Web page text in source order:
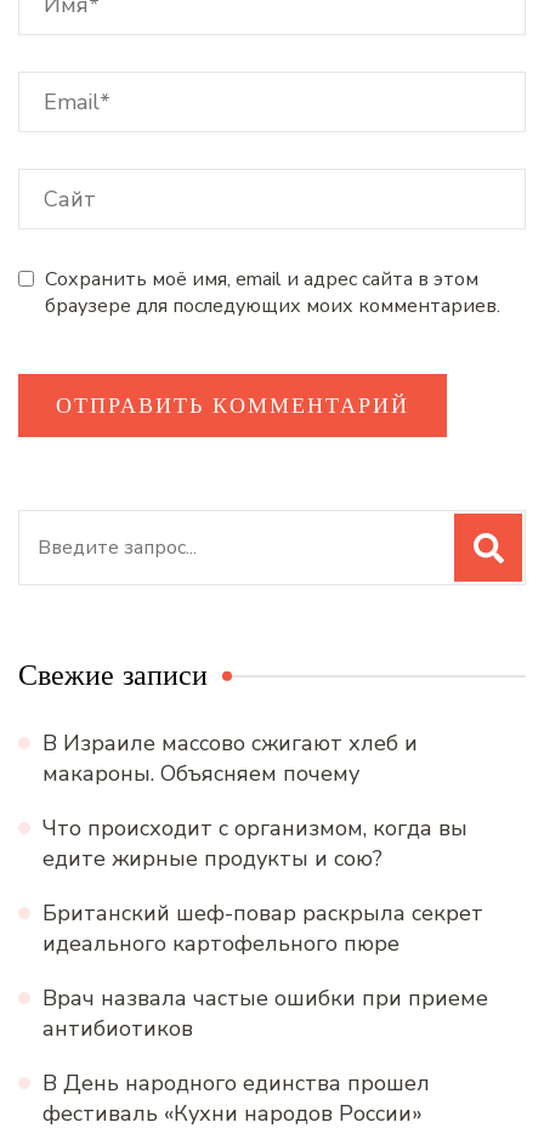
Сохранить моё имя, email и адрес сайта в этом
браузере для последующих моих комментариев.
Свежие записи
В Израиле массово сжигают хлеб и
макароны. Объясняем почему
Что происходит с организмом, когда вы
едите жирные продукты и сою?
Британский шеф-повар раскрыла секрет
идеального картофельного пюре
Врач назвала частые ошибки при приеме
антибиотиков
В День народного единства прошел
фестиваль «Кухни народов России»